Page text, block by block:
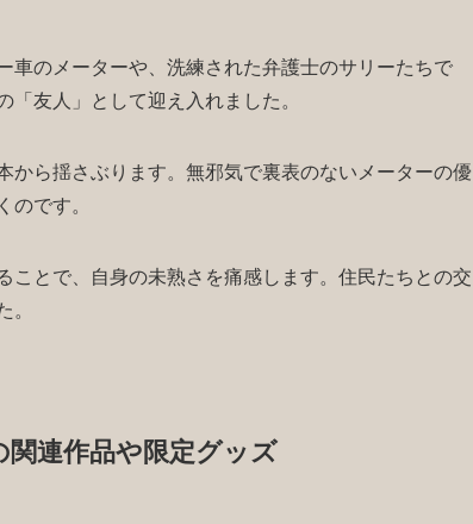
車のメーターや、洗練された弁護士のサリーたちで
友人」として迎え入れました。
から揺さぶります。無邪気で裏表のないメーターの優
のです。
ことで、自身の未熟さを痛感します。住民たちとの交
。
関連作品や限定グッズ